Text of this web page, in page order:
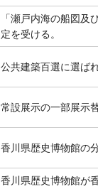
「瀬戸内海の船図
定を受ける。
公共建築百選に選ばれ
常設展示の一部展示
香川県歴史博物館の
香川県歴史博物館が